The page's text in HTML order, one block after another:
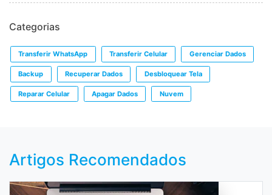
Categorias
Transferir WhatsApp Transferir Celular Gerenciar Dados
Backup Recuperar Dados Desbloquear Tela
Reparar Celular Apagar Dados Nuvem
Artigos Recomendados